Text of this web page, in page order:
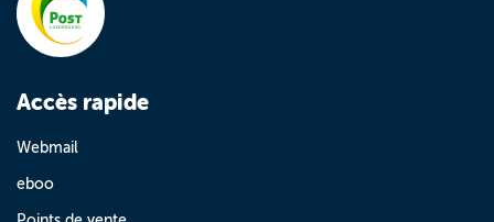
Accès rapide
Webmail
eboo